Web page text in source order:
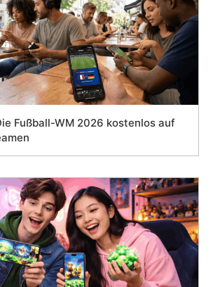
Fußball-WM 2026 kostenlos auf